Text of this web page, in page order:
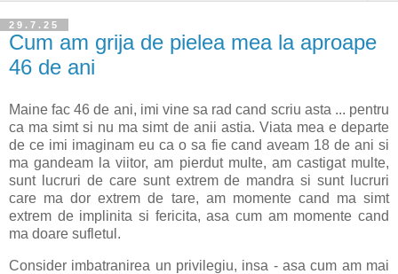
29.7.25
Cum am grija de pielea mea la aproape
46 de ani
Maine fac 46 de ani, imi vine sa rad cand scriu asta ... pentru
ca ma simt si nu ma simt de anii astia. Viata mea e departe
de ce imi imaginam eu ca o sa fie cand aveam 18 de ani si
ma gandeam la viitor, am pierdut multe, am castigat multe,
sunt lucruri de care sunt extrem de mandra si sunt lucruri
care ma dor extrem de tare, am momente cand ma simt
extrem de implinita si fericita, asa cum am momente cand
ma doare sufletul.
Consider imbatranirea un privilegiu, insa - asa cum am mai